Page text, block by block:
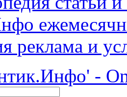
реклама и
-